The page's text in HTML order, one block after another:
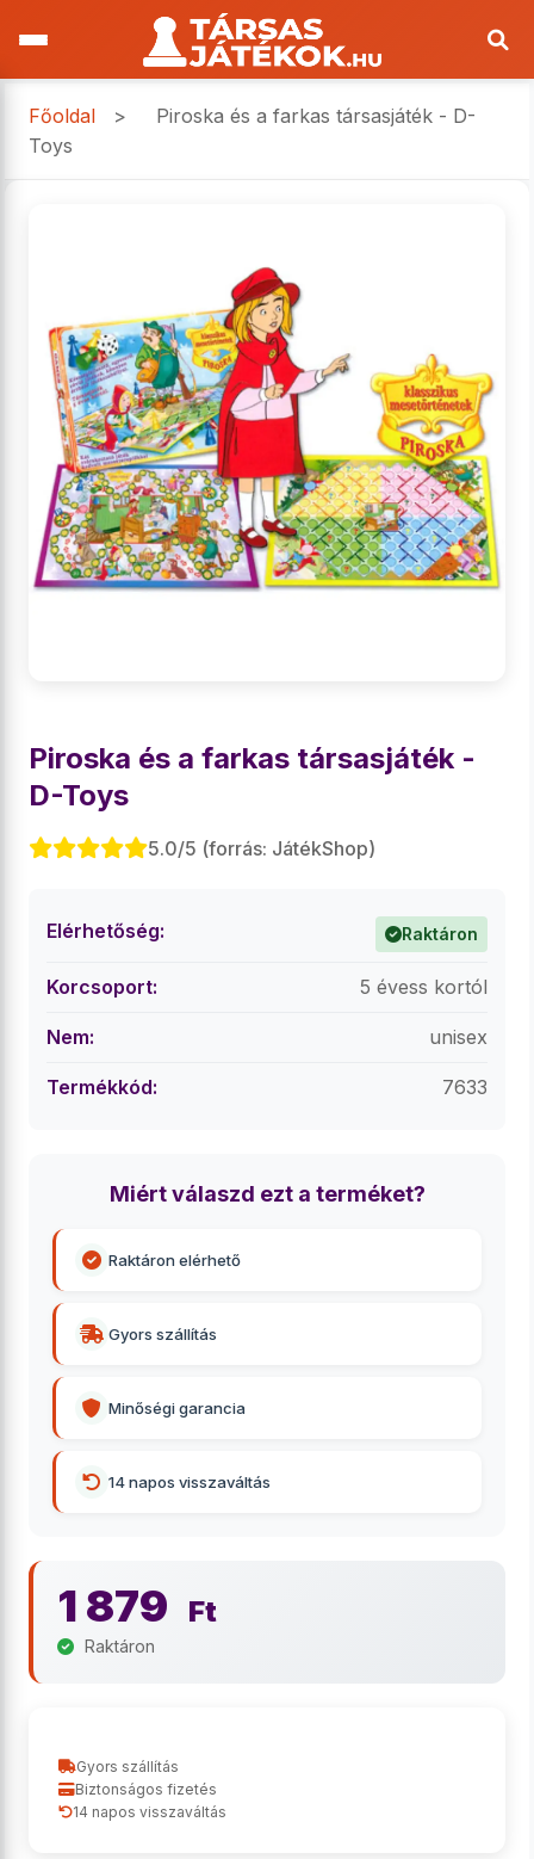
Főoldal >
Piroska és a farkas társasjáték - D-
Toys
Piroska és a farkas társasjáték -
D-Toys
5.0/5 (forrás: JátékShop)
Elérhetőség: Raktáron
Korcsoport: 5 évess kortól
Nem: unisex
Termékkód: 7633
Miért válaszd ezt a terméket?
Raktáron elérhető
Gyors szállítás
Minőségi garancia
14 napos visszaváltás
1 879 Ft
Raktáron
Gyors szállítás
Biztonságos fizetés
14 napos visszaváltás